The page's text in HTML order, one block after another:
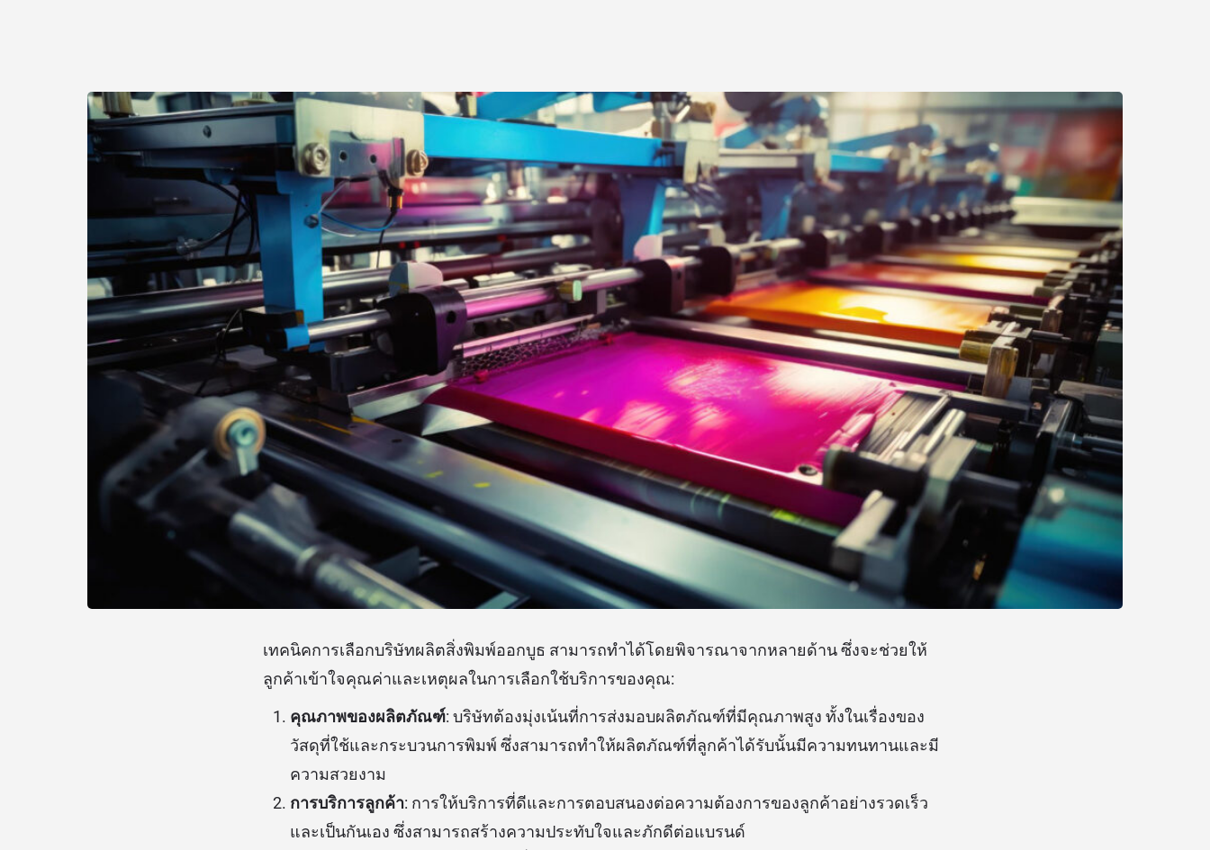
เทคนิคการเลือกบริษัทผลิตสิ่งพิมพ์ออกบูธ สามารถทำได้โดยพิจารณาจากหลายด้าน ซึ่งจะช่วยให้
ลูกค้าเข้าใจคุณค่าและเหตุผลในการเลือกใช้บริการของคุณ:
คุณภาพของผลิตภัณฑ์: บริษัทต้องมุ่งเน้นที่การส่งมอบผลิตภัณฑ์ที่มีคุณภาพสูง ทั้งในเรื่องของ
วัสดุที่ใช้และกระบวนการพิมพ์ ซึ่งสามารถทำให้ผลิตภัณฑ์ที่ลูกค้าได้รับนั้นมีความทนทานและมี
ความสวยงาม
การบริการลูกค้า: การให้บริการที่ดีและการตอบสนองต่อความต้องการของลูกค้าอย่างรวดเร็ว
และเป็นกันเอง ซึ่งสามารถสร้างความประทับใจและภักดีต่อแบรนด์